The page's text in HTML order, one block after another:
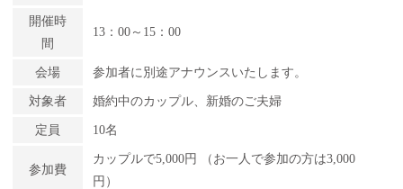
開催時
間
13：00～15：00
会場 参加者に別途アナウンスいたします。
対象者 婚約中のカップル、新婚のご夫婦
定員 10名
参加費
カップルで5,000円 （お一人で参加の方は3,000
円）